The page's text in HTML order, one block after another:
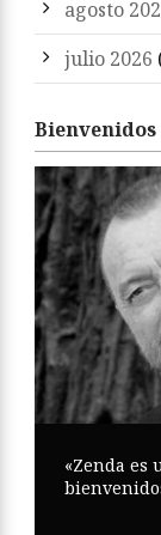
agosto
julio 2026
Bienvenidos
«Zenda es